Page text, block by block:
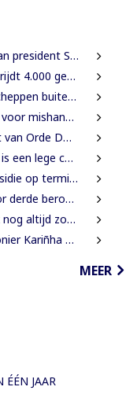
rijkdom in Suriname’
gevallen
communicatieapparatuur
van gezin
herziening
ceremonie
onvermijdelijk
gezag van CCJ
resultaat
in Rotterdam
MEER
ÉÉN JAAR